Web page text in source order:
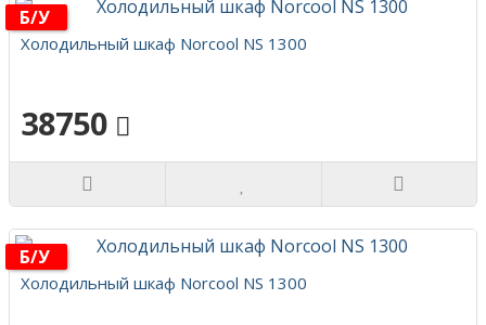
Б/у
Холодильный шкаф Norcool NS 1300
38750
Б/у
Холодильный шкаф Norcool NS 1300